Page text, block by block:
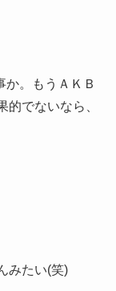
。もうＡＫＢ
的でないなら、
みたい(笑)